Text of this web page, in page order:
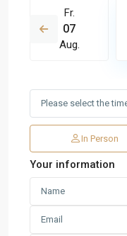
Fr.
07
Aug.
In Person
Your information